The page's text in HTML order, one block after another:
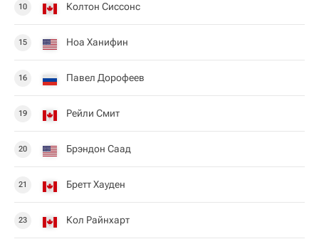
10 Колтон Сиссонс
15 Ноа Ханифин
16 Павел Дорофеев
19 Рейли Смит
20 Брэндон Саад
21 Бретт Хауден
23 Кол Райнхарт